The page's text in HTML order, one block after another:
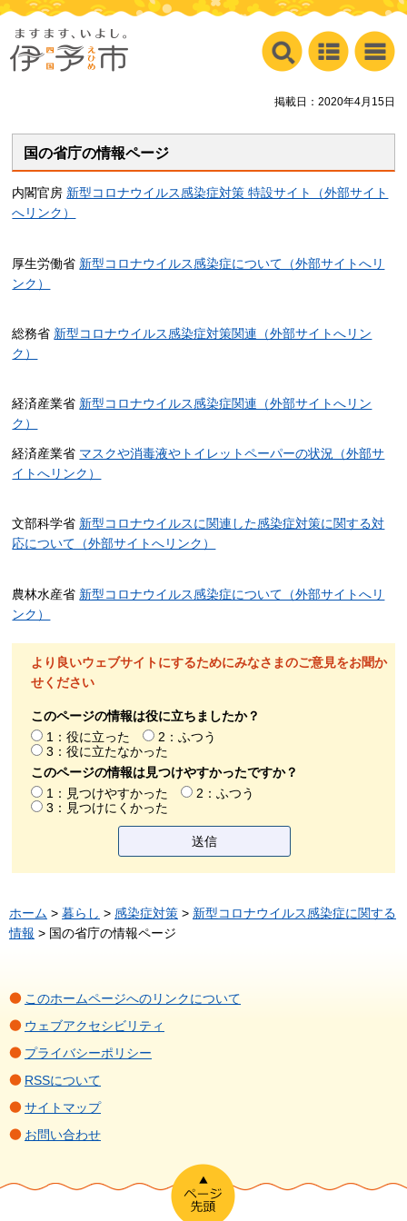
掲載日：2020年4月15日
国の省庁の情報ページ
内閣官房 新型コロナウイルス感染症対策 特設サイト（外部サイト
へリンク）
厚生労働省 新型コロナウイルス感染症について（外部サイトへリ
ンク）
総務省 新型コロナウイルス感染症対策関連（外部サイトへリン
ク）
経済産業省 新型コロナウイルス感染症関連（外部サイトへリン
ク）
経済産業省 マスクや消毒液やトイレットペーパーの状況（外部サ
イトへリンク）
文部科学省 新型コロナウイルスに関連した感染症対策に関する対
応について（外部サイトへリンク）
農林水産省 新型コロナウイルス感染症について（外部サイトへリ
ンク）
より良いウェブサイトにするためにみなさまのご意見をお聞か
せください
このページの情報は役に立ちましたか？
1：役に立った
2：ふつう
3：役に立たなかった
このページの情報は見つけやすかったですか？
1：見つけやすかった
2：ふつう
3：見つけにくかった
ホーム > 暮らし > 感染症対策 > 新型コロナウイルス感染症に関する
情報 > 国の省庁の情報ページ
このホームページへのリンクについて
ウェブアクセシビリティ
プライバシーポリシー
RSSについて
サイトマップ
お問い合わせ